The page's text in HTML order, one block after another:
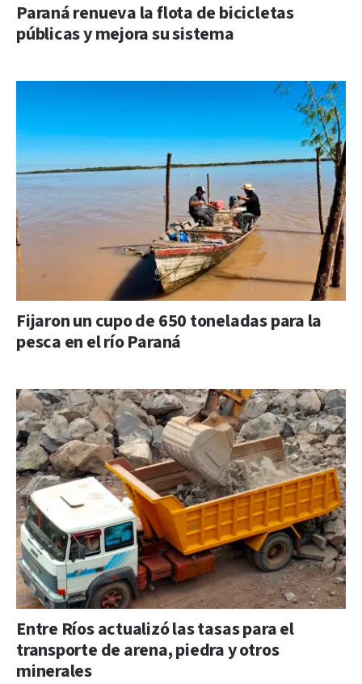
Paraná renueva la flota de bicicletas
públicas y mejora su sistema
Fijaron un cupo de 650 toneladas para la
pesca en el río Paraná
Entre Ríos actualizó las tasas para el
transporte de arena, piedra y otros
minerales